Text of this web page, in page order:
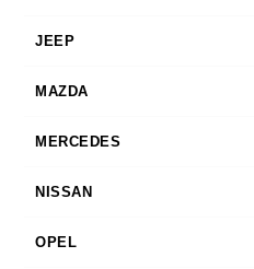
JEEP
MAZDA
MERCEDES
NISSAN
OPEL